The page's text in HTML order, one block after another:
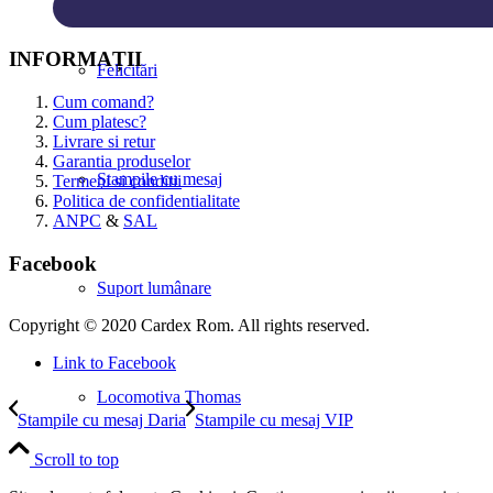
Felicitări
Ștampile cu mesaj
Suport lumânare
Locomotiva Thomas
INFORMAȚII
Cum comand?
Cum platesc?
Livrare si retur
Garantia produselor
Termeni si conditii
Politica de confidentialitate
ANPC & SAL
Facebook
Copyright © 2020 Cardex Rom. All rights reserved.
Link to Facebook
Stampile cu mesaj Daria Stampile cu mesaj VIP
Scroll to top